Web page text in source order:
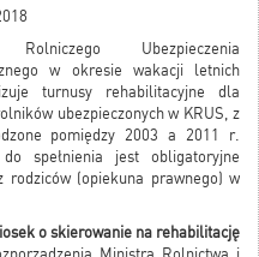
Rolniczego Ubezpieczenia
w okresie wakacji letnich
turnusy rehabilitacyjne dla
ubezpieczonych w KRUS, z
pomiędzy 2003 a 2011 r.
spełnienia jest obligatoryjne
rodziców (opiekuna prawnego) w
o skierowanie na rehabilitację